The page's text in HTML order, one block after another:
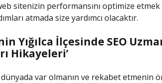
sitenizin performansını optimize
atmada size yardımcı olacaktır.
Yığılca İlçesinde SEO
Hikayeleri’
dünyada var olmanın ve rekabet etmenin